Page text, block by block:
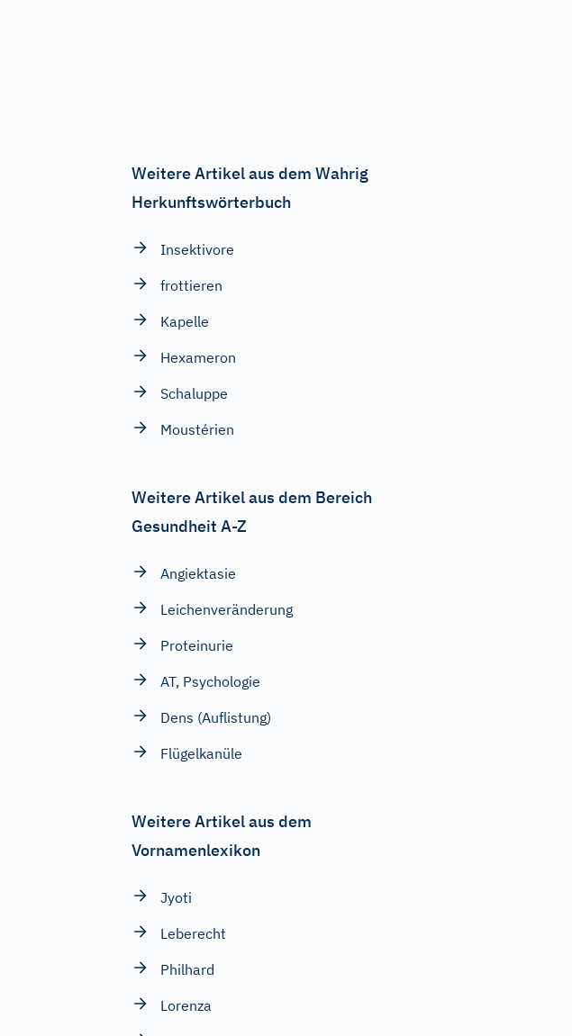
Weitere Artikel aus dem Wahrig
Herkunftswörterbuch
Insektivore
frottieren
Kapelle
Hexameron
Schaluppe
Moustérien
Weitere Artikel aus dem Bereich
Gesundheit A-Z
Angiektasie
Leichenveränderung
Proteinurie
AT, Psychologie
Dens (Auflistung)
Flügelkanüle
Weitere Artikel aus dem
Vornamenlexikon
Jyoti
Leberecht
Philhard
Lorenza